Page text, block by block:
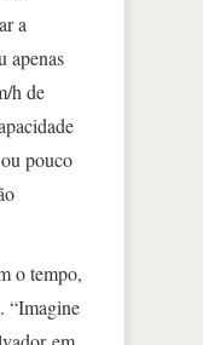
a
apenas
h de
pouco
o tempo,
“Imagine